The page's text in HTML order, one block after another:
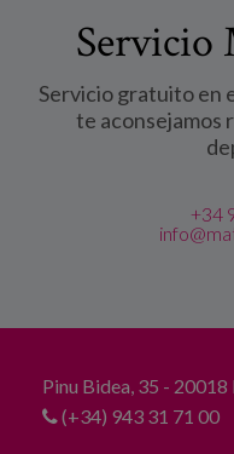
Servicio
Servicio gratuito en
te aconsejamos
+34
Pinu Bidea, 35 - 20018
(+34) 943 31 71 00